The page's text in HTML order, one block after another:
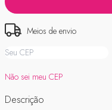
Entregas para o CEP:
Meios de envio
Não sei meu CEP
Descrição